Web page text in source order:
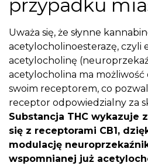
przypadku
Uważa się, że słynne
acetylocholinoesterazę, czyli
acetylocholinę
acetylocholina ma możliwość
swoim receptorem, co
receptor odpowiedzialny za
Substancja THC wykazuje
się z receptorami CB1,
modulację
wspomnianej już